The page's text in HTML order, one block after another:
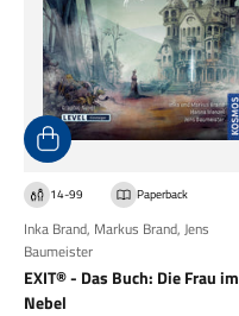
14-99 Paperback
Inka Brand, Markus Brand, Jens
Baumeister
EXIT® - Das Buch: Die Frau im
Nebel